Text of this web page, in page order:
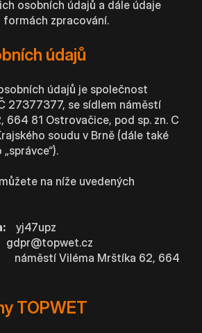
osobních údajů a dále údaje
formách zpracování.
údajů
údajů je společnost
27377377, se sídlem náměstí
664 81 Ostrovačice, pod sp. zn. C
soudu v Brně (dále také
na níže uvedených
yj47upz
gdpr@topwet.cz
Viléma Mrštíka 62, 664
TOPWET